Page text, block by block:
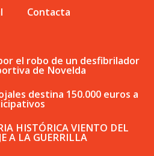
Contacta
el robo de un desfibrilador
de Novelda
destina 150.000 euros a
HISTÓRICA VIENTO DEL
A LA GUERRILLA